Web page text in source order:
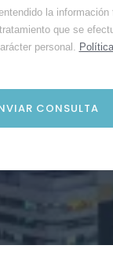
la información
que se
personal.